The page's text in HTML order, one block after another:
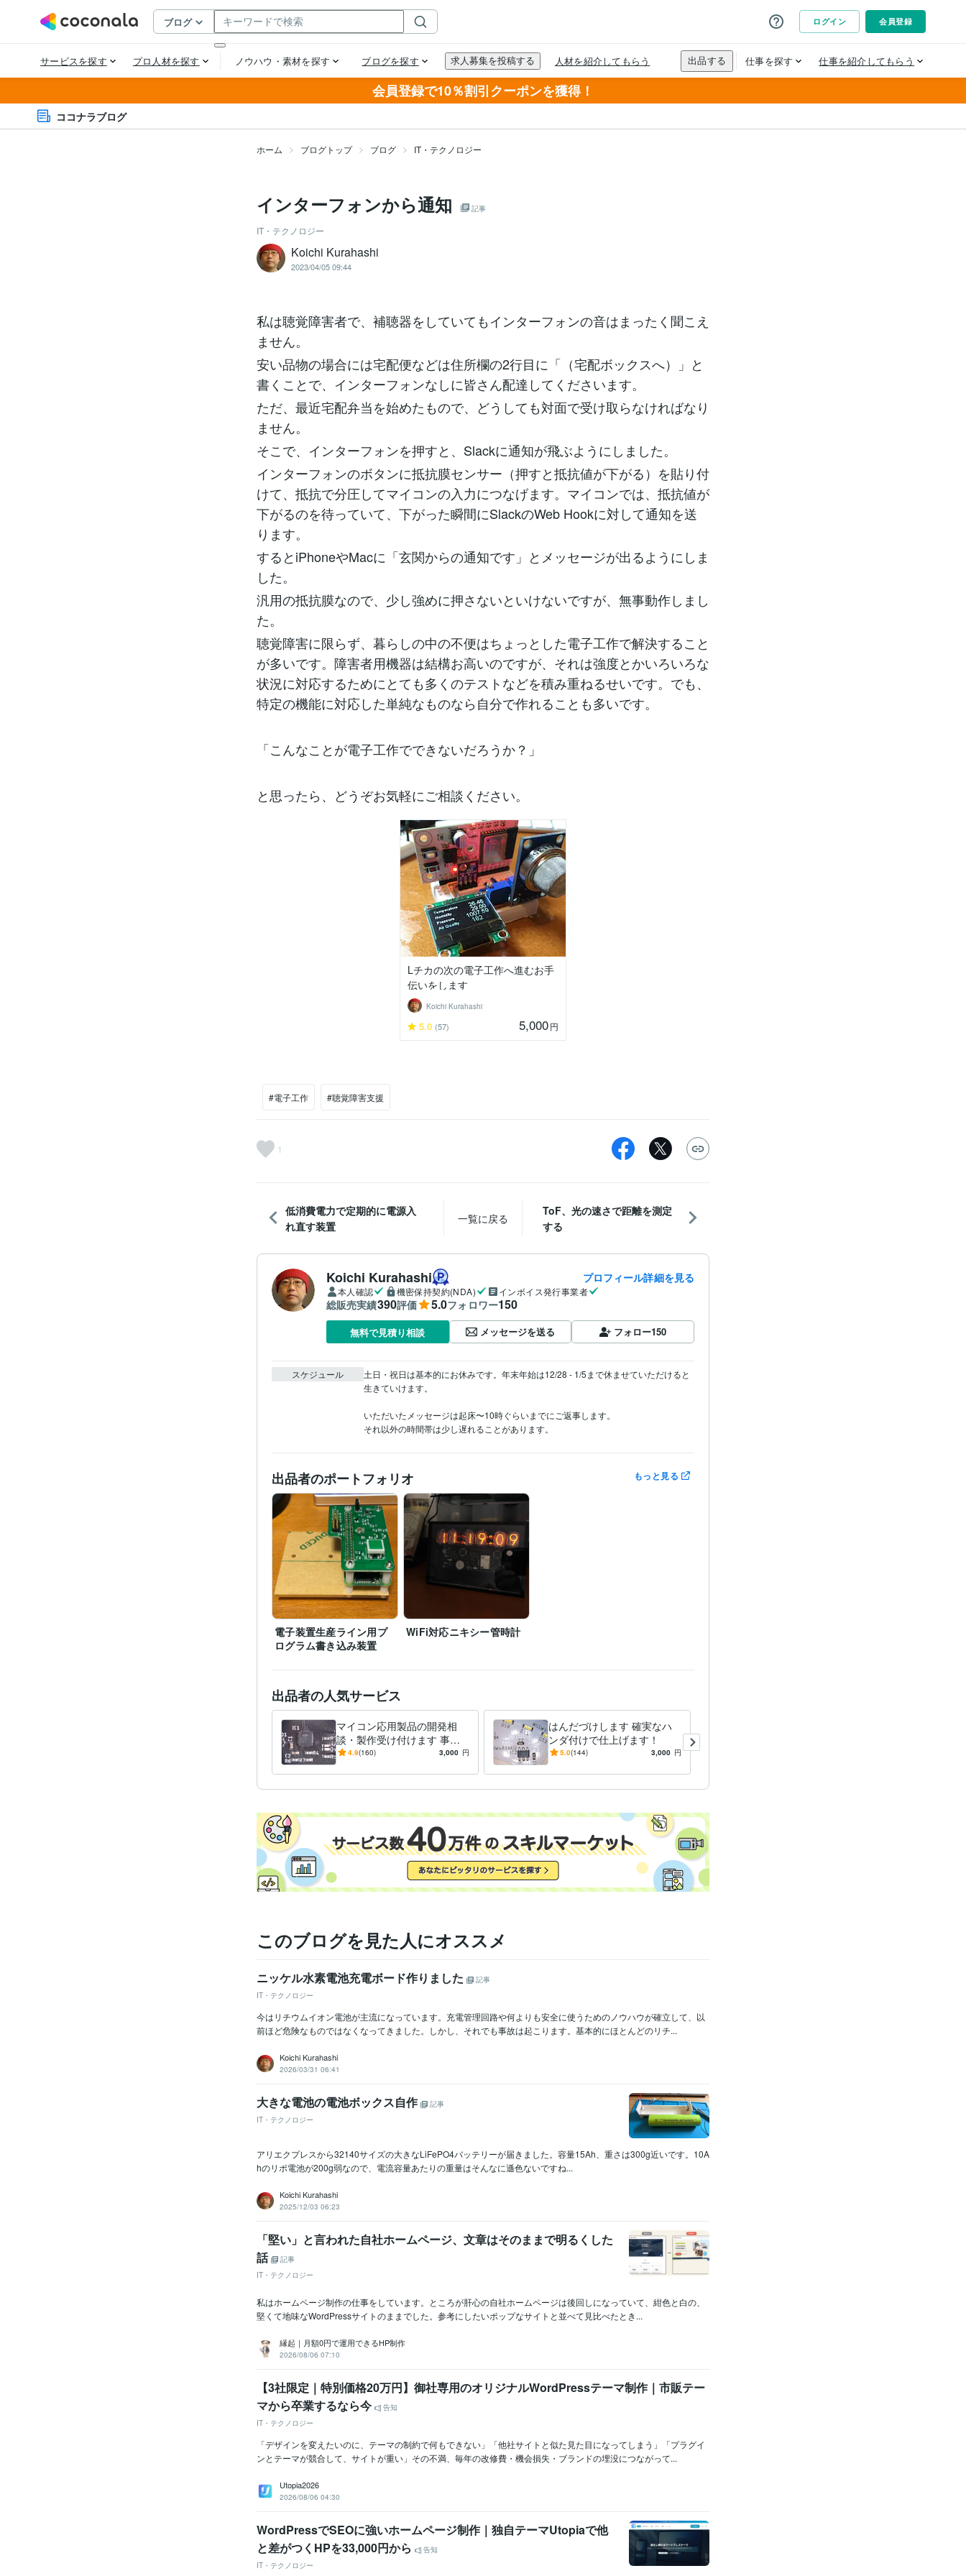
会員登録で10％割引クーポンを獲得！
ココナラブログ
ホーム ブログトップ ブログ IT・テクノロジー
インターフォンから通知 記事
IT・テクノロジー
Koichi Kurahashi
2023/04/05 09:44
私は聴覚障害者で、補聴器をしていてもインターフォンの音はまったく聞こえ
ません。
安い品物の場合には宅配便などは住所欄の2行目に「（宅配ボックスへ）」と
書くことで、インターフォンなしに皆さん配達してくださいます。
ただ、最近宅配弁当を始めたもので、どうしても対面で受け取らなければなり
ません。
そこで、インターフォンを押すと、Slackに通知が飛ぶようにしました。
インターフォンのボタンに抵抗膜センサー（押すと抵抗値が下がる）を貼り付
けて、抵抗で分圧してマイコンの入力につなげます。マイコンでは、抵抗値が
下がるのを待っていて、下がった瞬間にSlackのWeb Hookに対して通知を送
ります。
するとiPhoneやMacに「玄関からの通知です」とメッセージが出るようにしま
した。
汎用の抵抗膜なので、少し強めに押さないといけないですが、無事動作しまし
た。
聴覚障害に限らず、暮らしの中の不便はちょっとした電子工作で解決すること
が多いです。障害者用機器は結構お高いのですが、それは強度とかいろいろな
状況に対応するためにとても多くのテストなどを積み重ねるせいです。でも、
特定の機能に対応した単純なものなら自分で作れることも多いです。
「こんなことが電子工作でできないだろうか？」
と思ったら、どうぞお気軽にご相談ください。
Lチカの次の電子工作へ進むお手
伝いをします
Koichi Kurahashi
5.0 (57) 5,000円
#電子工作 #聴覚障害支援
1
低消費電力で定期的に電源入
れ直す装置
一覧に戻る
ToF、光の速さで距離を測定
する
Koichi Kurahashi プロフィール詳細を見る
本人確認 機密保持契約(NDA) インボイス発行事業者
総販売実績390評価 5.0フォロワー150
無料で見積り相談 メッセージを送る フォロー150
スケジュール
土日・祝日は基本的にお休みです。年末年始は12/28 - 1/5まで休ませていただけると
生きていけます。
いただいたメッセージは起床〜10時ぐらいまでにご返事します。
それ以外の時間帯は少し遅れることがあります。
出品者のポートフォリオ もっと見る
電子装置生産ライン用プ
ログラム書き込み装置
WiFi対応ニキシー管時計
出品者の人気サービス
マイコン応用製品の開発相
談・製作受け付けます 事前
相談で詳細見積作成＋実際の
4.9(160) 3,000 円
はんだづけします 確実なハ
ンダ付けで仕上げます！
5.0(144) 3,000 円
このブログを見た人にオススメ
ニッケル水素電池充電ボード作りました
記事
IT・テクノロジー
今はリチウムイオン電池が主流になっています。充電管理回路や何よりも安全に使うためのノウハウが確立して、以
前ほど危険なものではなくなってきました。しかし、それでも事故は起こります。基本的にほとんどのリチ...
Koichi Kurahashi
2026/03/31 06:41
大きな電池の電池ボックス自作
記事
IT・テクノロジー
アリエクプレスから32140サイズの大きなLiFePO4バッテリーが届きました。容量15Ah、重さは300g近いです。10A
hのリポ電池が200g弱なので、電流容量あたりの重量はそんなに遜色ないですね...
Koichi Kurahashi
2025/12/03 06:23
「堅い」と言われた自社ホームページ、文章はそのままで明るくした
話
記事
IT・テクノロジー
私はホームページ制作の仕事をしています。ところが肝心の自社ホームページは後回しになっていて、紺色と白の、
堅くて地味なWordPressサイトのままでした。参考にしたいポップなサイトと並べて見比べたとき...
縁起｜月額0円で運用できるHP制作
2026/08/06 07:10
【3社限定｜特別価格20万円】御社専用のオリジナルWordPressテーマ制作｜市販テー
マから卒業するなら今
告知
IT・テクノロジー
「デザインを変えたいのに、テーマの制約で何もできない」「他社サイトと似た見た目になってしまう」「プラグイ
ンとテーマが競合して、サイトが重い」その不満、毎年の改修費・機会損失・ブランドの埋没につながって...
Utopia2026
2026/08/06 04:30
WordPressでSEOに強いホームページ制作｜独自テーマUtopiaで他
と差がつくHPを33,000円から
告知
IT・テクノロジー